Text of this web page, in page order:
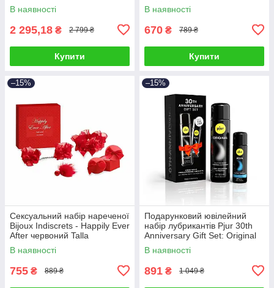
В наявності
2 295,18 ₴ 2 799 ₴
Купити
В наявності
670 ₴ 789 ₴
Купити
–15%
Сексуальний набір нареченої
Bijoux Indiscrets - Happily Ever
After червоний Talla
В наявності
755 ₴ 889 ₴
–15%
Подарунковий ювілейний
набір лубрикантів Рjur 30th
Anniversary Gift Set: Original
100 мл та Aqua 30 мл Talla
В наявності
891 ₴ 1 049 ₴